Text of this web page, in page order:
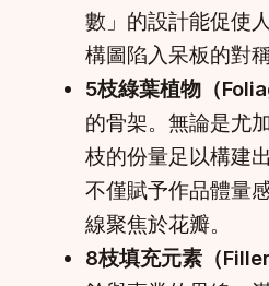
數」的設計能促使
構圖陷入呆板的對稱
5枝綠葉植物（
的骨架。無論是尤
枝的份量足以構建
不僅賦予作品體量
線聚焦於花瓣。
8枝填充元素（